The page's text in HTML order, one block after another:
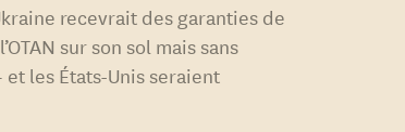
recevrait des garanties de
sur son sol mais sans
les États-Unis seraient